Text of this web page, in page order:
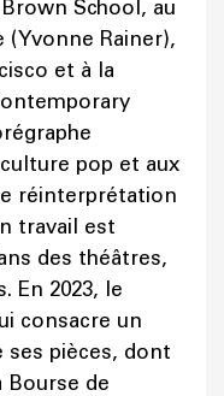
School, au
(Yvonne Rainer),
et à la
pop et aux
réinterprétation
travail est
des théâtres,
En 2023, le
consacre un
pièces, dont
Bourse de